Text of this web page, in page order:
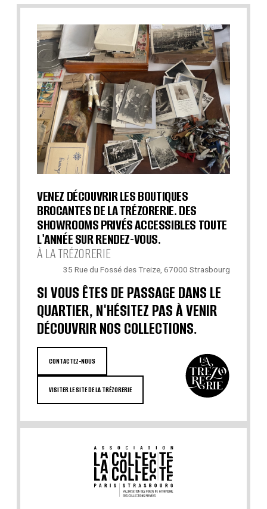
VENEZ DÉCOUVRIR LES BOUTIQUES
BROCANTES DE LA TRÉZORERIE. DES
SHOWROOMS PRIVÉS ACCESSIBLES TOUTE
L'ANNÉE SUR RENDEZ-VOUS.
À LA TRÉZORERIE
35 Rue du Fossé des Treize, 67000 Strasbourg
SI VOUS ÊTES DE PASSAGE DANS LE
QUARTIER, N'HÉSITEZ PAS À VENIR
DÉCOUVRIR NOS COLLECTIONS.
CONTACTEZ-NOUS
VISITER LE SITE DE LA TRÉZORERIE